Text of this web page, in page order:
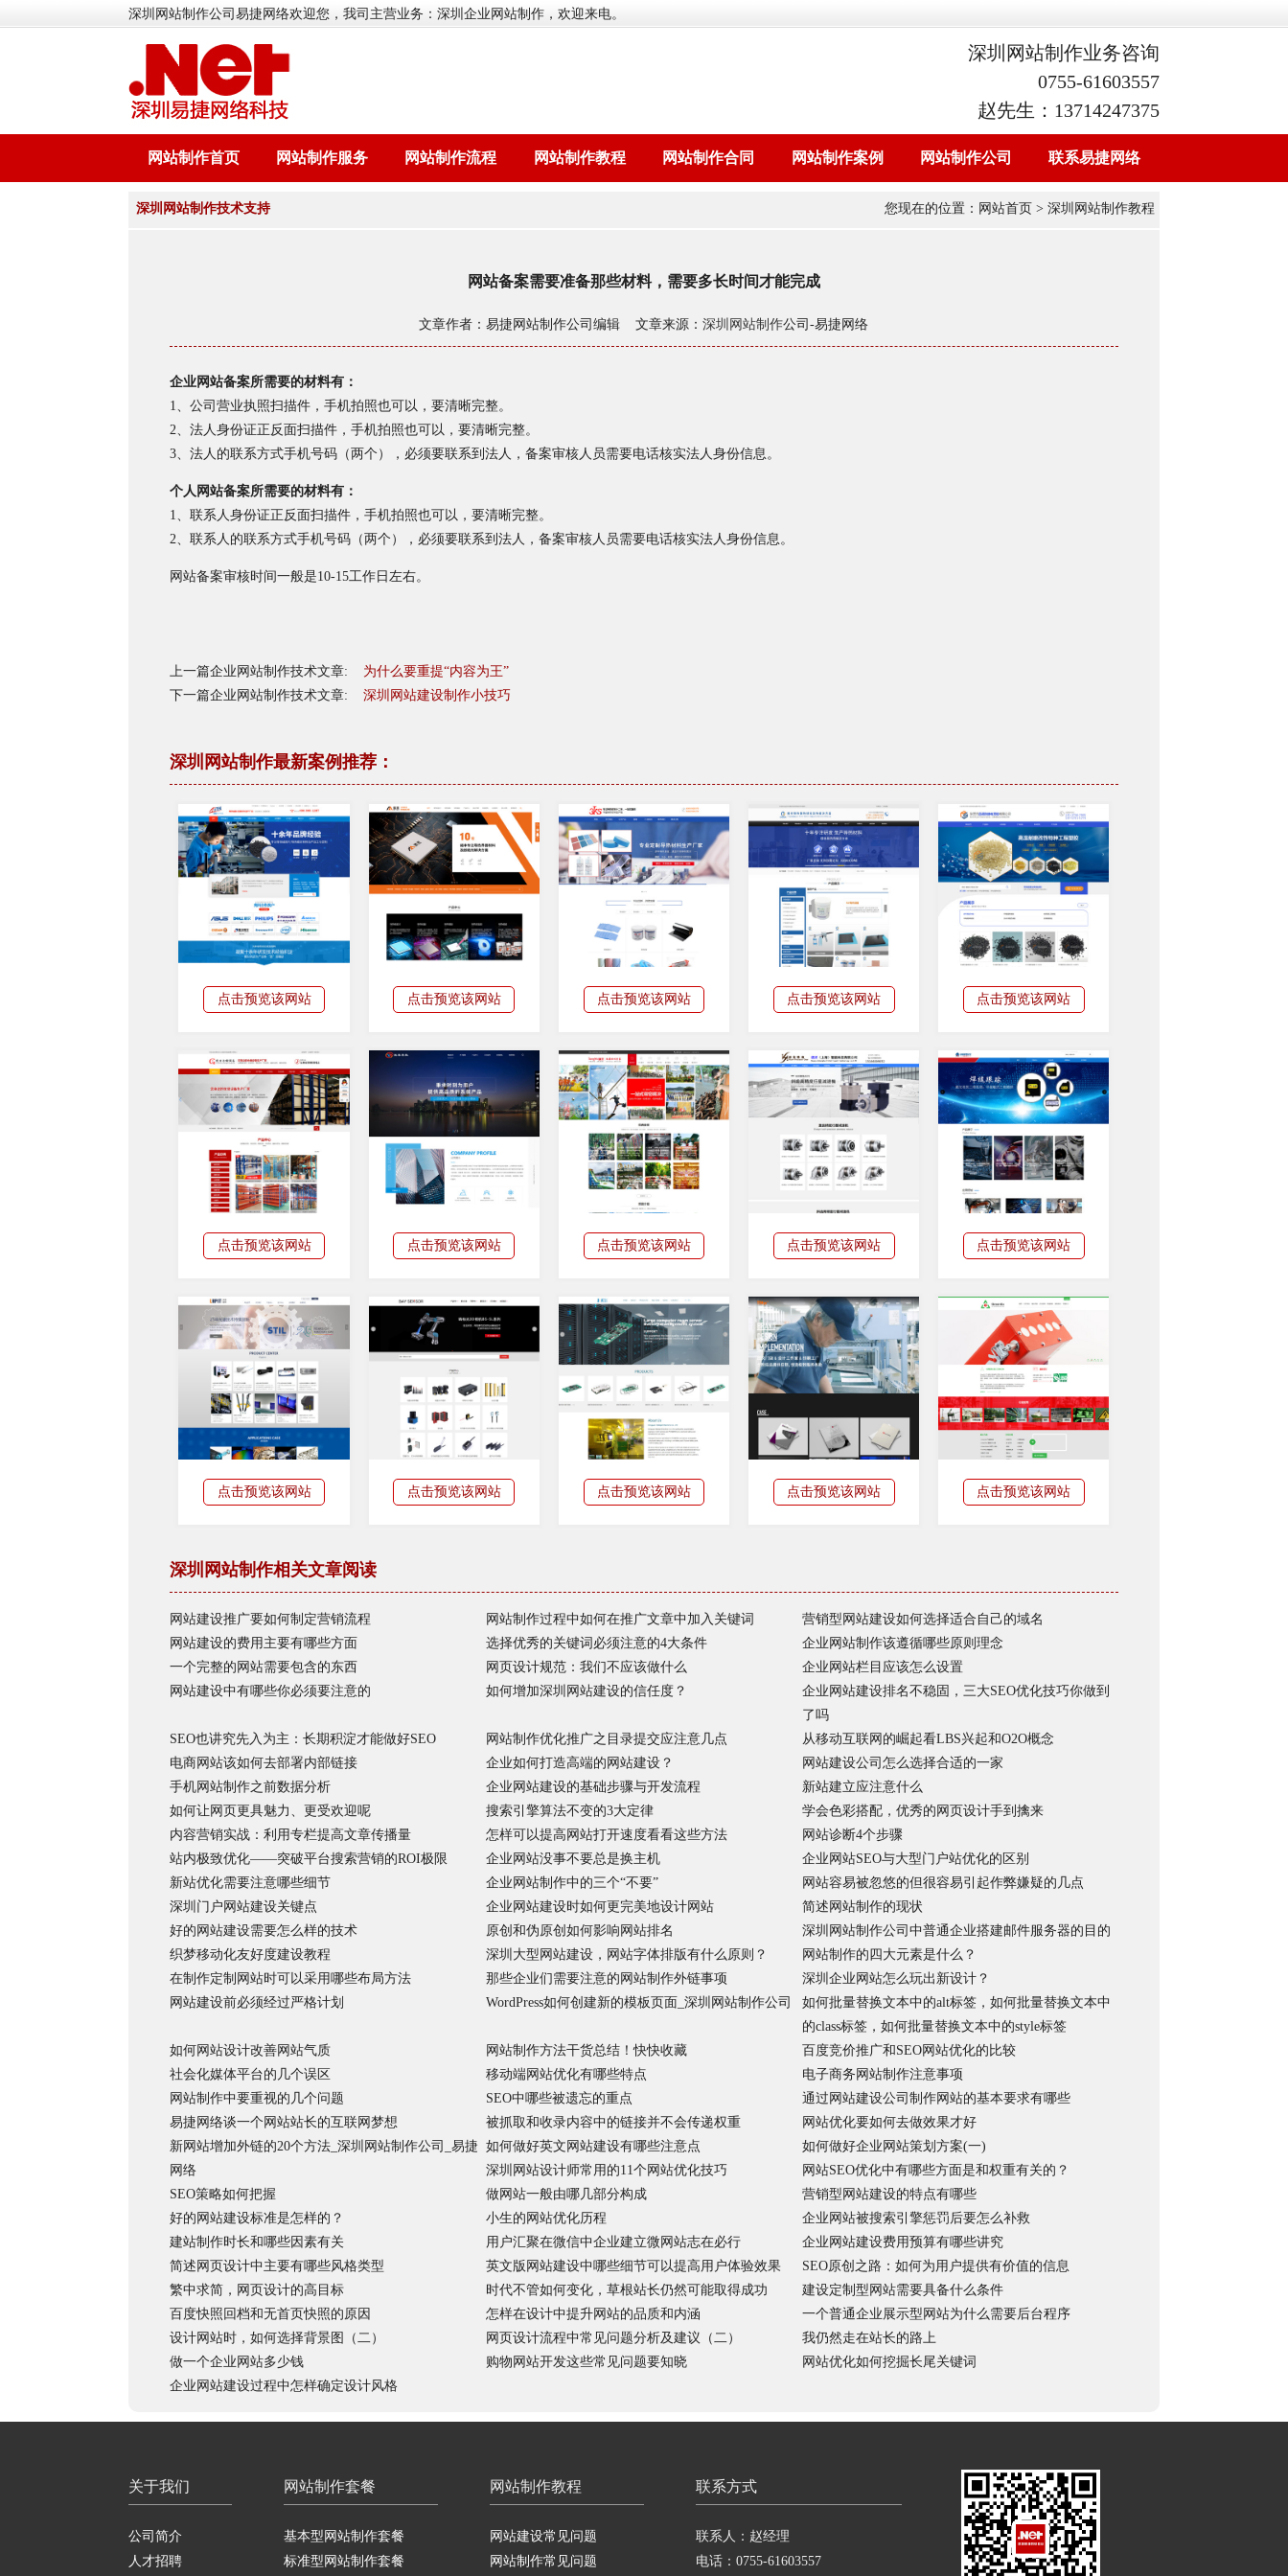
深圳网站制作公司易捷网络欢迎您，我司主营业务：深圳企业网站制作，欢迎来电。
深圳网站制作业务咨询
0755-61603557
赵先生：13714247375
网站制作首页 网站制作服务 网站制作流程 网站制作教程 网站制作合同 网站制作案例 网站制作公司 联系易捷网络
深圳网站制作技术支持 您现在的位置： 网站首页 > 深圳网站制作教程
网站备案需要准备那些材料，需要多长时间才能完成
文章作者：易捷网站制作公司编辑 文章来源：深圳网站制作公司-易捷网络
企业网站备案所需要的材料有：
1、公司营业执照扫描件，手机拍照也可以，要清晰完整。
2、法人身份证正反面扫描件，手机拍照也可以，要清晰完整。
3、法人的联系方式手机号码（两个），必须要联系到法人，备案审核人员需要电话核实法人身份信息。
个人网站备案所需要的材料有：
1、联系人身份证正反面扫描件，手机拍照也可以，要清晰完整。
2、联系人的联系方式手机号码（两个），必须要联系到法人，备案审核人员需要电话核实法人身份信息。
网站备案审核时间一般是10-15工作日左右。
上一篇企业网站制作技术文章: 为什么要重提“内容为王”
下一篇企业网站制作技术文章: 深圳网站建设制作小技巧
深圳网站制作最新案例推荐：
点击预览该网站 点击预览该网站 点击预览该网站 点击预览该网站 点击预览该网站
点击预览该网站 点击预览该网站 点击预览该网站 点击预览该网站 点击预览该网站
点击预览该网站 点击预览该网站 点击预览该网站 点击预览该网站 点击预览该网站
深圳网站制作相关文章阅读
网站建设推广要如何制定营销流程 网站制作过程中如何在推广文章中加入关键词
营销型网站建设如何选择适合自己的域名
网站建设的费用主要有哪些方面
选择优秀的关键词必须注意的4大条件
企业网站制作该遵循哪些原则理念
一个完整的网站需要包含的东西
网页设计规范：我们不应该做什么
企业网站栏目应该怎么设置
网站建设中有哪些你必须要注意的
如何增加深圳网站建设的信任度？
企业网站建设排名不稳固，三大SEO优化技巧你做到
了吗
SEO也讲究先入为主：长期积淀才能做好SEO
网站制作优化推广之目录提交应注意几点
从移动互联网的崛起看LBS兴起和O2O概念
电商网站该如何去部署内部链接
企业如何打造高端的网站建设？
网站建设公司怎么选择合适的一家
手机网站制作之前数据分析
企业网站建设的基础步骤与开发流程
新站建立应注意什么
如何让网页更具魅力、更受欢迎呢
搜索引擎算法不变的3大定律
学会色彩搭配，优秀的网页设计手到擒来
内容营销实战：利用专栏提高文章传播量
怎样可以提高网站打开速度看看这些方法
网站诊断4个步骤
站内极致优化——突破平台搜索营销的ROI极限
企业网站没事不要总是换主机
企业网站SEO与大型门户站优化的区别
新站优化需要注意哪些细节
企业网站制作中的三个“不要”
网站容易被忽悠的但很容易引起作弊嫌疑的几点
深圳门户网站建设关键点
企业网站建设时如何更完美地设计网站
简述网站制作的现状
好的网站建设需要怎么样的技术
原创和伪原创如何影响网站排名
深圳网站制作公司中普通企业搭建邮件服务器的目的
织梦移动化友好度建设教程
深圳大型网站建设，网站字体排版有什么原则？
网站制作的四大元素是什么？
在制作定制网站时可以采用哪些布局方法
那些企业们需要注意的网站制作外链事项
深圳企业网站怎么玩出新设计？
网站建设前必须经过严格计划
WordPress如何创建新的模板页面_深圳网站制作公司
如何批量替换文本中的alt标签，如何批量替换文本中
的class标签，如何批量替换文本中的style标签
如何网站设计改善网站气质
网站制作方法干货总结！快快收藏
百度竞价推广和SEO网站优化的比较
社会化媒体平台的几个误区
移动端网站优化有哪些特点
电子商务网站制作注意事项
网站制作中要重视的几个问题
SEO中哪些被遗忘的重点
通过网站建设公司制作网站的基本要求有哪些
易捷网络谈一个网站站长的互联网梦想
被抓取和收录内容中的链接并不会传递权重
网站优化要如何去做效果才好
新网站增加外链的20个方法_深圳网站制作公司_易捷
网络
如何做好英文网站建设有哪些注意点
如何做好企业网站策划方案(一)
深圳网站设计师常用的11个网站优化技巧
网站SEO优化中有哪些方面是和权重有关的？
SEO策略如何把握
做网站一般由哪几部分构成
营销型网站建设的特点有哪些
好的网站建设标准是怎样的？
小生的网站优化历程
企业网站被搜索引擎惩罚后要怎么补救
建站制作时长和哪些因素有关
用户汇聚在微信中企业建立微网站志在必行
企业网站建设费用预算有哪些讲究
简述网页设计中主要有哪些风格类型
英文版网站建设中哪些细节可以提高用户体验效果
SEO原创之路：如何为用户提供有价值的信息
繁中求简，网页设计的高目标
时代不管如何变化，草根站长仍然可能取得成功
建设定制型网站需要具备什么条件
百度快照回档和无首页快照的原因
怎样在设计中提升网站的品质和内涵
一个普通企业展示型网站为什么需要后台程序
设计网站时，如何选择背景图（二）
网页设计流程中常见问题分析及建议（二）
我仍然走在站长的路上
做一个企业网站多少钱
购物网站开发这些常见问题要知晓
网站优化如何挖掘长尾关键词
企业网站建设过程中怎样确定设计风格
关于我们
公司简介
人才招聘
网站制作套餐
基本型网站制作套餐
标准型网站制作套餐
网站制作教程
网站建设常见问题
网站制作常见问题
联系方式
联系人：赵经理
电话：0755-61603557